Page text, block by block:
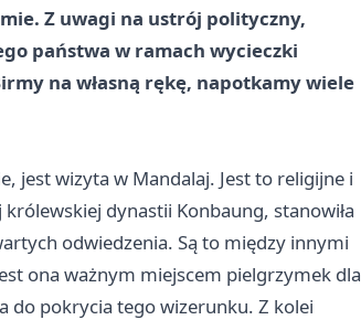
Z uwagi na ustrój polityczny,
państwa w ramach wycieczki
na własną rękę, napotkamy wiele
jest wizyta w Mandalaj. Jest to religijne i
dynastii Konbaung, stanowiła
odwiedzenia. Są to między innymi
ona ważnym miejscem pielgrzymek dla
do pokrycia tego wizerunku. Z kolei